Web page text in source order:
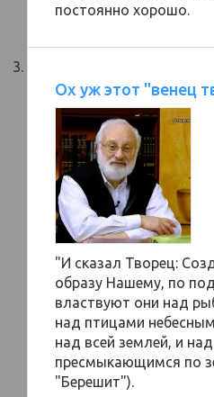
постоянно хорошо.
Ох уж этот "венец
"И сказал Творец:
образу Нашему, по
властвуют они над
над птицами
над всей землей, и
пресмыкающимся по
"Берешит").